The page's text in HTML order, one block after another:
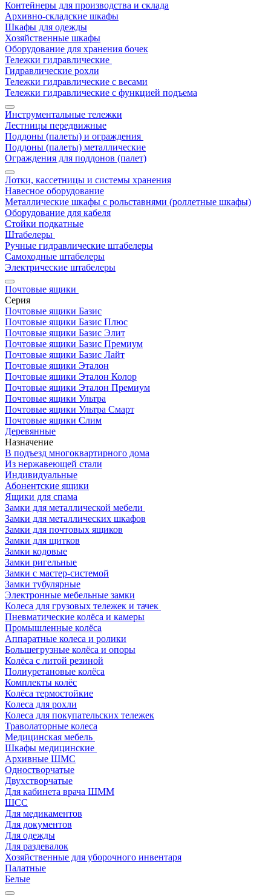
Контейнеры для производства и склада
Архивно-складские шкафы
Шкафы для одежды
Хозяйственные шкафы
Оборудование для хранения бочек
Тележки гидравлические
Гидравлические рохли
Тележки гидравлические с весами
Тележки гидравлические с функцией подъема
Инструментальные тележки
Лестницы передвижные
Поддоны (палеты) и ограждения
Поддоны (палеты) металлические
Ограждения для поддонов (палет)
Лотки, кассетницы и системы хранения
Навесное оборудование
Металлические шкафы с рольставнями (роллетные шкафы)
Оборудование для кабеля
Стойки подкатные
Штабелеры
Ручные гидравлические штабелеры
Самоходные штабелеры
Электрические штабелеры
Почтовые ящики
Серия
Почтовые ящики Базис
Почтовые ящики Базис Плюс
Почтовые ящики Базис Элит
Почтовые ящики Базис Премиум
Почтовые ящики Базис Лайт
Почтовые ящики Эталон
Почтовые ящики Эталон Колор
Почтовые ящики Эталон Премиум
Почтовые ящики Ультра
Почтовые ящики Ультра Смарт
Почтовые ящики Слим
Деревянные
Назначение
В подъезд многоквартирного дома
Из нержавеющей стали
Индивидуальные
Абонентские ящики
Ящики для спама
Замки для металлической мебели
Замки для металлических шкафов
Замки для почтовых ящиков
Замки для щитков
Замки кодовые
Замки ригельные
Замки с мастер-системой
Замки тубулярные
Электронные мебельные замки
Колеса для грузовых тележек и тачек
Пневматические колёса и камеры
Промышленные колёса
Аппаратные колеса и ролики
Большегрузные колёса и опоры
Колёса с литой резиной
Полиуретановые колёса
Комплекты колёс
Колёса термостойкие
Колеса для рохли
Колеса для покупательских тележек
Траволаторные колеса
Медицинская мебель
Шкафы медицинские
Архивные ШМС
Одностворчатые
Двухстворчатые
Для кабинета врача ШММ
ШСС
Для медикаментов
Для документов
Для одежды
Для раздевалок
Хозяйственные для уборочного инвентаря
Палатные
Белые